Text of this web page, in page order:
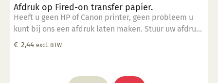
Afdruk op Fired-on transfer papier.
Heeft u geen HP of Canon printer, geen probleem u
kunt bij ons een afdruk laten maken. Stuur uw afdruk
in pdf formaat naar ons email adres en bestel dit
€ 2,44 excl. BTW